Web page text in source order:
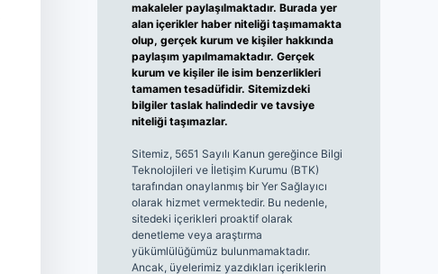
makaleler paylaşılmaktadır. Burada yer
alan içerikler haber niteliği taşımamakta
olup, gerçek kurum ve kişiler hakkında
paylaşım yapılmamaktadır. Gerçek
kurum ve kişiler ile isim benzerlikleri
tamamen tesadüfidir. Sitemizdeki
bilgiler taslak halindedir ve tavsiye
niteliği taşımazlar.
Sitemiz, 5651 Sayılı Kanun gereğince Bilgi
Teknolojileri ve İletişim Kurumu (BTK)
tarafından onaylanmış bir Yer Sağlayıcı
olarak hizmet vermektedir. Bu nedenle,
sitedeki içerikleri proaktif olarak
denetleme veya araştırma
yükümlülüğümüz bulunmamaktadır.
Ancak, üyelerimiz yazdıkları içeriklerin